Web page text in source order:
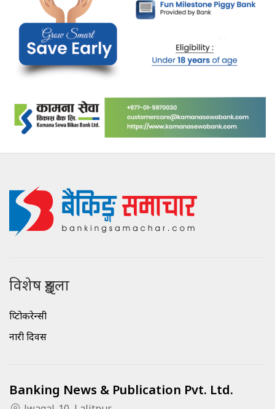
विशेष शृङ्खला
क्रिप्टोकरेन्सी
नारी दिवस
Banking News & Publication Pvt. Ltd.